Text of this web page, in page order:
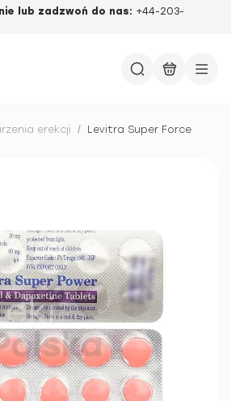
lub zadzwoń do nas: +44-203-
erekcji / Levitra Super Force